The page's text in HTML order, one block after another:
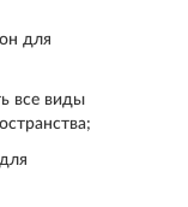
для
все виды